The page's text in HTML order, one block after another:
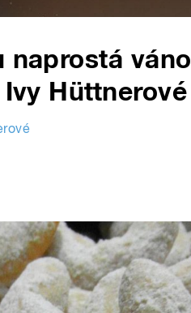
naprostá
Hüttnerové